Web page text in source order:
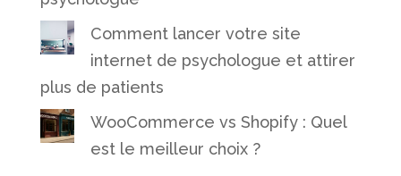
Comment lancer votre site
internet de psychologue et attirer
plus de patients
WooCommerce vs Shopify : Quel
est le meilleur choix ?